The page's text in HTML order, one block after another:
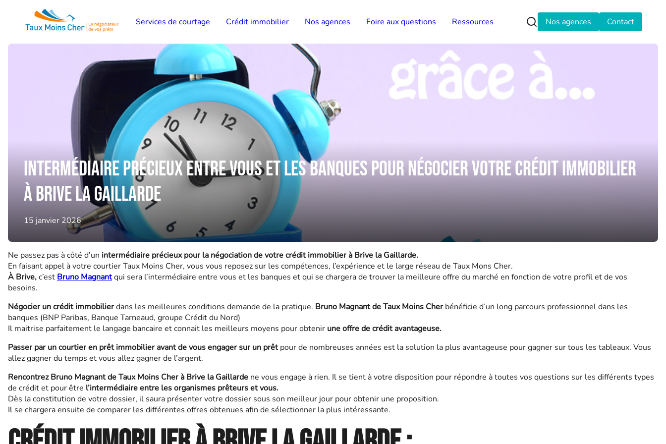
Services de courtage Crédit immobilier Nos agences Foire aux questions Ressources Nos agences Contact
Intermédiaire précieux entre vous et les banques pour négocier votre crédit immobilier
à Brive la Gaillarde
15 janvier 2026
Ne passez pas à côté d’un intermédiaire précieux pour la négociation de votre crédit immobilier à Brive la Gaillarde.
En faisant appel à votre courtier Taux Moins Cher, vous vous reposez sur les compétences, l’expérience et le large réseau de Taux Mons Cher.
À Brive,c’est Bruno Magnantqui sera l’intermédiaire entre vous et les banques et qui se chargera de trouver la meilleure offre du marché en fonction de votre profil et de vos
besoins.
Négocier un crédit immobilierdans les meilleures conditions demande de la pratique. Bruno Magnant de Taux Moins Cherbénéficie d’un long parcours professionnel dans les
banques (BNP Paribas, Banque Tarneaud, groupe Crédit du Nord)
Il maitrise parfaitement le langage bancaire et connait les meilleurs moyens pour obtenir une offre de crédit avantageuse.
Passer par un courtier en prêt immobilier avant de vous engager sur un prêtpour de nombreuses années est la solution la plus avantageuse pour gagner sur tous les tableaux. Vous
allez gagner du temps et vous allez gagner de l’argent.
Rencontrez Bruno Magnant de Taux Moins Cher à Brive la Gaillarde ne vous engage à rien. Il se tient à votre disposition pour répondre à toutes vos questions sur les différents types
de crédit et pour être l’intermédiaire entre les organismes prêteurs et vous.
Dès la constitution de votre dossier, il saura présenter votre dossier sous son meilleur jour pour obtenir une proposition.
Il se chargera ensuite de comparer les différentes offres obtenues afin de sélectionner la plus intéressante.